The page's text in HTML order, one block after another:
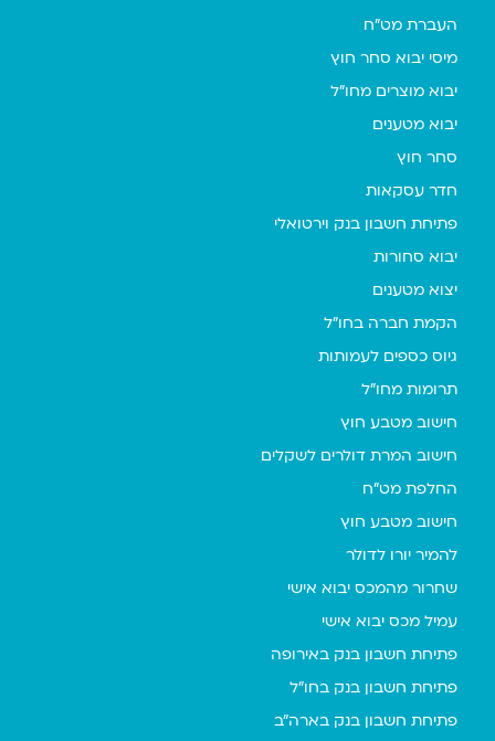
העברת מט"ח
מיסי יבוא סחר חוץ
יבוא מוצרים מחו"ל
יבוא מטענים
סחר חוץ
חדר עסקאות
פתיחת חשבון בנק וירטואלי
יבוא סחורות
יצוא מטענים
הקמת חברה בחו"ל
גיוס כספים לעמותות
תרומות מחו"ל
חישוב מטבע חוץ
חישוב המרת דולרים לשקלים
החלפת מט"ח
חישוב מטבע חוץ
להמיר יורו לדולר
שחרור מהמכס יבוא אישי
עמיל מכס יבוא אישי
פתיחת חשבון בנק באירופה
פתיחת חשבון בנק בחו"ל
פתיחת חשבון בנק בארה"ב